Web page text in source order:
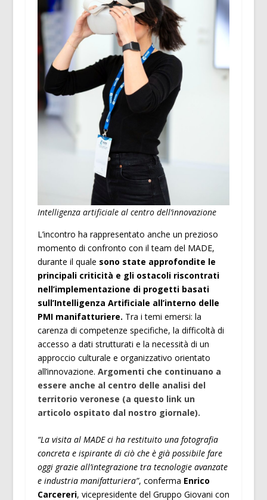
Intelligenza artificiale al centro dell’innovazione
L’incontro ha rappresentato anche un prezioso
momento di confronto con il team del MADE,
durante il quale sono state approfondite le
principali criticità e gli ostacoli riscontrati
nell’implementazione di progetti basati
sull’Intelligenza Artificiale all’interno delle
PMI manifatturiere. Tra i temi emersi: la
carenza di competenze specifiche, la difficoltà di
accesso a dati strutturati e la necessità di un
approccio culturale e organizzativo orientato
all’innovazione. Argomenti che continuano a
essere anche al centro delle analisi del
territorio veronese (a questo link un
articolo ospitato dal nostro giornale).
“La visita al MADE ci ha restituito una fotografia
concreta e ispirante di ciò che è già possibile fare
oggi grazie all’integrazione tra tecnologie avanzate
e industria manifatturiera”, conferma Enrico
Carcereri, vicepresidente del Gruppo Giovani con